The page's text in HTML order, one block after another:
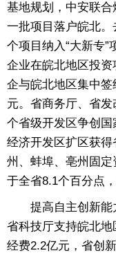
基地规划，中安联
一批项目落户皖北
个项目纳入“大新专
企业在皖北地区投
企与皖北地区集中
元。省商务厅、省
个省级开发区争创
经济开发区扩区获
州、蚌埠、亳州固
于全省8.1个百分点
提高自主创新能
省科技厅支持皖北地
经费2.2亿元，省创